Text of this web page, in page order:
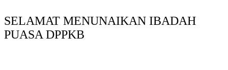
SELAMAT MENUNAIKAN IBADAH
PUASA DPPKB